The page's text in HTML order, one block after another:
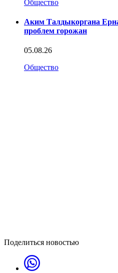
Общество
Аким Талдыкоргана
проблем горожан
05.08.26
Общество
Поделиться новостью